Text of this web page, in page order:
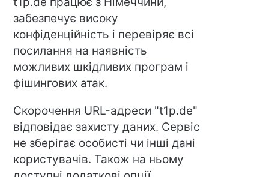
забезпечує високу
конфіденційність і перевіряє всі
посилання на наявність
можливих шкідливих програм і
фішингових атак.
Скорочення URL-адреси "t1p.de"
відповідає захисту даних. Сервіс
не зберігає особисті чи інші дані
користувачів. Також на ньому